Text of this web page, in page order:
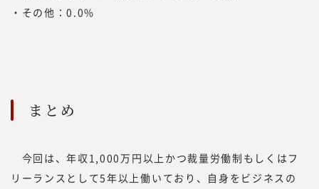
・その他：0.0%
まとめ
今回は、年収1,000万円以上かつ裁量労働制もしくはフ
リーランスとして5年以上働いており、自身をビジネスの